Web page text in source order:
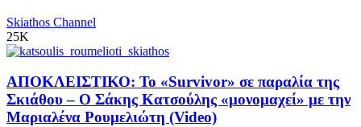
Skiathos Channel
25K
ΑΠΟΚΛΕΙΣΤΙΚΟ: Το «Survivor» σε παραλία της
Σκιάθου – Ο Σάκης Κατσούλης «μονομαχεί» με την
Μαριαλένα Ρουμελιώτη (Video)